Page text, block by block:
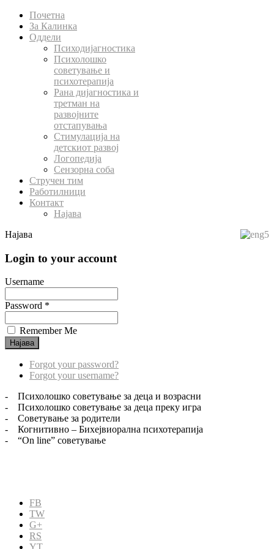
Почетна
За Калинка
Оддели
Психодијагностика
Психолошко
советување и
психотерапија
Рана дијагностика и
третман на
развојните
отстапувања
Стимулација на
детскиот развој
Логопедија
Сензорна соба
Стручен тим
Работилници
Контакт
Најава
Најава
Login to your account
Username
Password *
Remember Me
Forgot your password?
Forgot your username?
- Психолошко советување за деца и возрасни
- Психолошко советување за деца преку игра
- Советување за родители
- Когнитивно – Бихејвиорална психотерапија
- “On line” советување
FB
TW
G+
RS